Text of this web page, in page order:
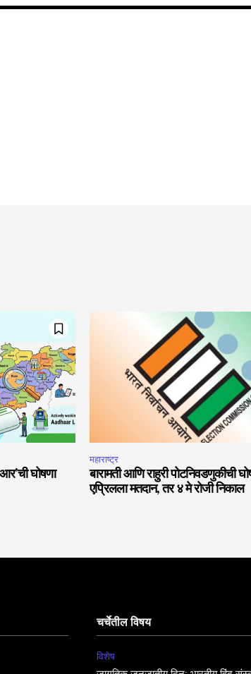
घोषणा
महाराष्ट्र
बारामती आणि राहुरी पोटनिवडणुकीची
एप्रिलला मतदान, तर ४ मे रोजी निकाल
चर्चेतील विषय
विशेष